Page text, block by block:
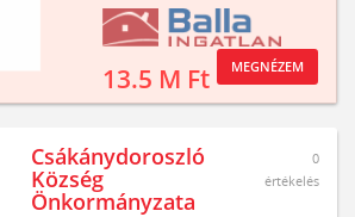
13.5 M Ft MEGNÉZEM
Csákánydoroszló
Község
Önkormányzata
0
értékelés